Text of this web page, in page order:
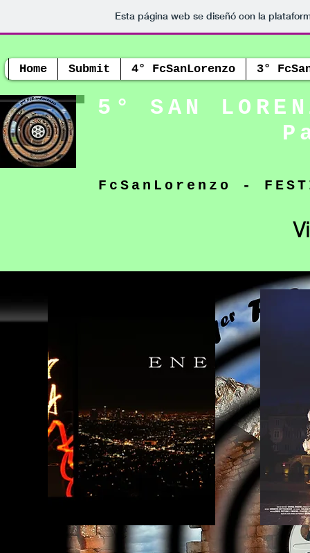
Esta página web se diseñó con la
Home Submit 4° FcSanLorenzo 3°
5° SAN
FcSanLorenzo -